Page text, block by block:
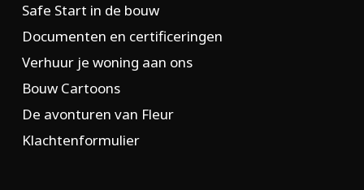
Safe Start in de bouw
Documenten en certificeringen
Verhuur je woning aan ons
Bouw Cartoons
De avonturen van Fleur
Klachtenformulier